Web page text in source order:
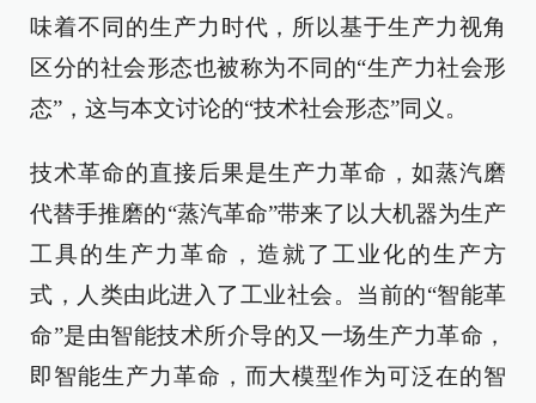
味着不同的生产力时代，所以基于生产力视角
区分的社会形态也被称为不同的“生产力社会形
态”，这与本文讨论的“技术社会形态”同义。
技术革命的直接后果是生产力革命，如蒸汽磨
代替手推磨的“蒸汽革命”带来了以大机器为生产
工具的生产力革命，造就了工业化的生产方
式，人类由此进入了工业社会。当前的“智能革
命”是由智能技术所介导的又一场生产力革命，
即智能生产力革命，而大模型作为可泛在的智